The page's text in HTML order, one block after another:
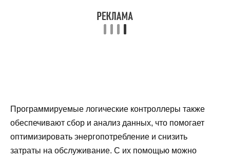
Программируемые логические контроллеры также
обеспечивают сбор и анализ данных, что помогает
оптимизировать энергопотребление и снизить
затраты на обслуживание. С их помощью можно